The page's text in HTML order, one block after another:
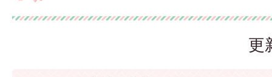
更